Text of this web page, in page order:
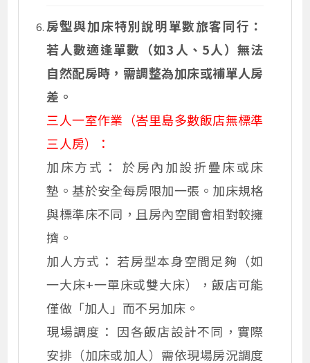
房型與加床特別說明單數旅客同行：
若人數適逢單數（如3人、5人）無法
自然配房時，需調整為加床或補單人房
差。
三人一室作業（峇里島多數飯店無標準
三人房）：
加床方式： 於房內加設折疊床或床
墊。基於安全每房限加一張。加床規格
與標準床不同，且房內空間會相對較擁
擠。
加人方式： 若房型本身空間足夠（如
一大床+一單床或雙大床），飯店可能
僅做「加人」而不另加床。
現場調度： 因各飯店設計不同，實際
安排（加床或加人）需依現場房況調度